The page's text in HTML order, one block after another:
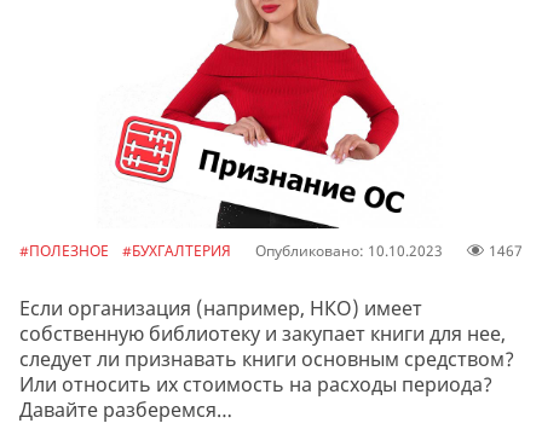
#ПОЛЕЗНОЕ #БУХГАЛТЕРИЯ Опубликовано: 10.10.2023 1467
Если организация (например, НКО) имеет
собственную библиотеку и закупает книги для нее,
следует ли признавать книги основным средством?
Или относить их стоимость на расходы периода?
Давайте разберемся…